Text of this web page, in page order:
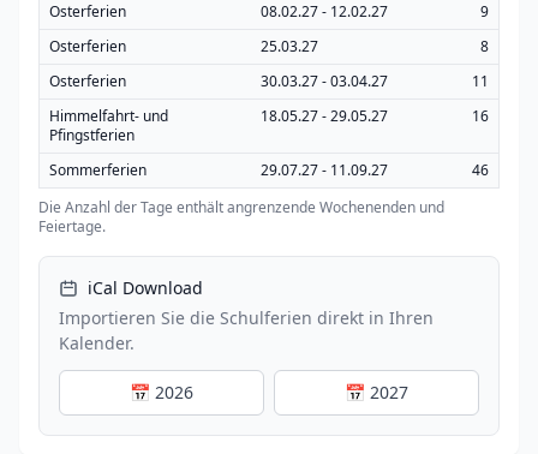
Osterferien
08.02.27 - 12.02.27
9
Osterferien
25.03.27
8
Osterferien
30.03.27 - 03.04.27
11
Himmelfahrt- und
Pfingstferien
18.05.27 - 29.05.27 16
Sommerferien 29.07.27 - 11.09.27
46
Die Anzahl der Tage enthält angrenzende Wochenenden und
Feiertage.
iCal Download
Importieren Sie die Schulferien direkt in Ihren
Kalender.
📅 2026 📅 2027